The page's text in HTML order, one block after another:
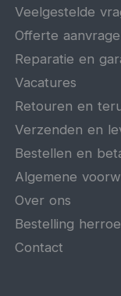
Veelgestelde
Offerte
Reparatie en
Vacatures
Retouren en
Verzenden en
Bestellen en
Algemene
Over ons
Bestelling
Contact